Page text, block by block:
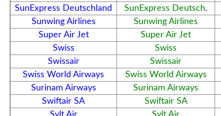
SunExpress Deutschland
SunExpress Deutsch.
Sunwing Airlines
Sunwing Airlines
Super Air Jet
Super Air Jet
Swiss
Swiss
Swissair
Swissair
Swiss World Airways
Swiss World Airways
Surinam Airways
Surinam Airways
Swiftair SA
Swiftair SA